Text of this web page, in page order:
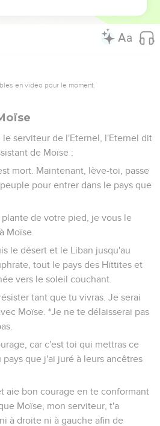
en vidéo pour le moment.
le serviteur de l'Eternel, l'Eternel dit
de Moïse :
mort. Maintenant, lève-toi, passe
pour entrer dans le pays que
de votre pied, je vous le
Moïse.
le désert et le Liban jusqu'au
tout le pays des Hittites et
vers le soleil couchant.
tant que tu vivras. Je serai
Moïse. *Je ne te délaisserai pas
car c'est toi qui mettras ce
que j'ai juré à leurs ancêtres
aie bon courage en te conformant
Moïse, mon serviteur, t'a
à droite ni à gauche afin de